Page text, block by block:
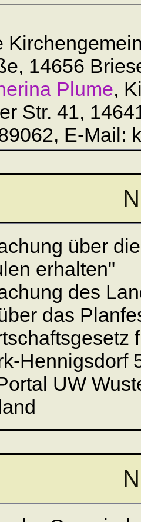
14656
Plume,
Str. 41,
E-Mail:
über
erhalten"
des
das
Hennigsdorf
UW